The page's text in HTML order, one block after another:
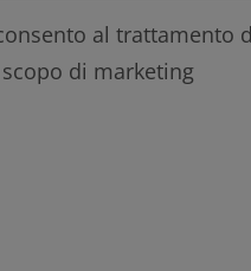
al trattamento
di marketing